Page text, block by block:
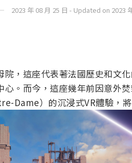
2023 年 08 月 25 日 - Updated on 2023
院，這座代表著法國歷史和文
心。而今，這座幾年前因意外
Dame）的沉浸式VR體驗，